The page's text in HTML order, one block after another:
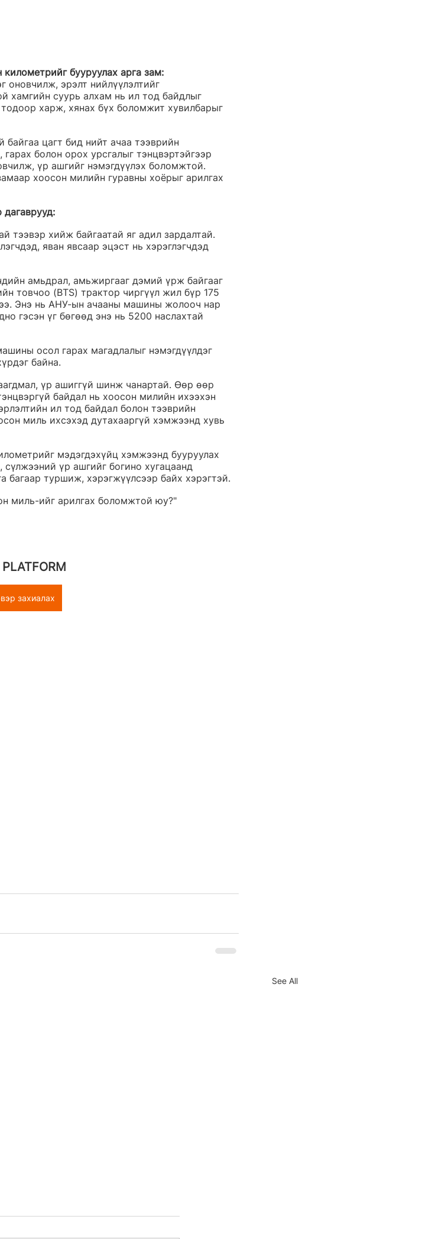
бууруулах арга зам:
оновчилж, эрэлт нийлүүлэлтийг
хамгийн суурь алхам нь ил тод байдлыг
харж, хянах бүх боломжит хувилбарыг
цагт бид нийт ачаа тээврийн
болон орох урсгалыг тэнцвэртэйгээр
үр ашгийг нэмэгдүүлэх боломжтой.
хоосон милийн гуравны хоёрыг арилгах
тээвэр хийж байгаатай яг адил зардалтай.
яван явсаар эцэст нь хэрэглэгчдэд
амьдрал, амьжиргааг дэмий үрж байгааг
товчоо (BTS) трактор чиргүүл жил бүр 175
Энэ нь АНУ-ын ачааны машины жолооч нар
гэсэн үг бөгөөд энэ нь 5200 наслахтай
осол гарах магадлалыг нэмэгдүүлдэг
байна.
үр ашиггүй шинж чанартай. Өөр өөр
байдал нь хоосон милийн ихээхэн
ил тод байдал болон тээврийн
миль ихсэхэд дутахааргүй хэмжээнд хувь
мэдэгдэхүйц хэмжээнд бууруулах
үр ашгийг богино хугацаанд
багаар туршиж, хэрэгжүүлсээр байх хэрэгтэй.
миль-ийг арилгах боломжтой юу?"
захиалах
See All